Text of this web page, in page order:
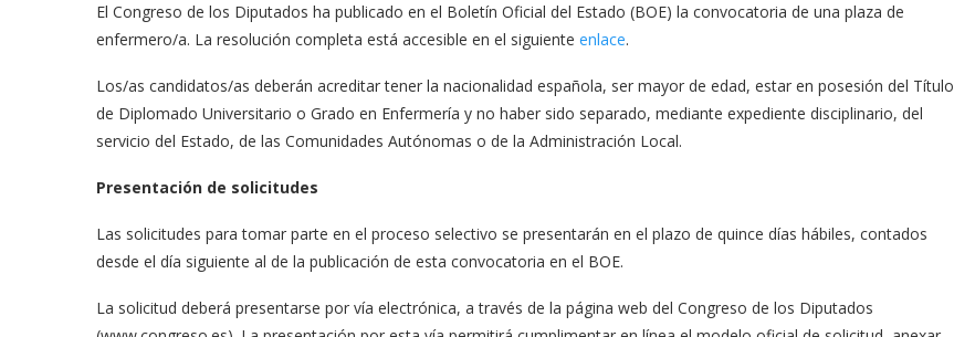
El Congreso de los Diputados ha publicado en el Boletín Oficial del Estado (BOE) la convocatoria de una plaza de
enfermero/a. La resolución completa está accesible en el siguiente enlace.
Los/as candidatos/as deberán acreditar tener la nacionalidad española, ser mayor de edad, estar en posesión del Título
de Diplomado Universitario o Grado en Enfermería y no haber sido separado, mediante expediente disciplinario, del
servicio del Estado, de las Comunidades Autónomas o de la Administración Local.
Presentación de solicitudes
Las solicitudes para tomar parte en el proceso selectivo se presentarán en el plazo de quince días hábiles, contados
desde el día siguiente al de la publicación de esta convocatoria en el BOE.
La solicitud deberá presentarse por vía electrónica, a través de la página web del Congreso de los Diputados